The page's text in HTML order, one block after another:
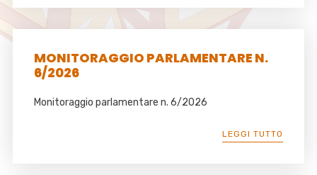
MONITORAGGIO PARLAMENTARE N.
6/2026
Monitoraggio parlamentare n. 6/2026
LEGGI TUTTO